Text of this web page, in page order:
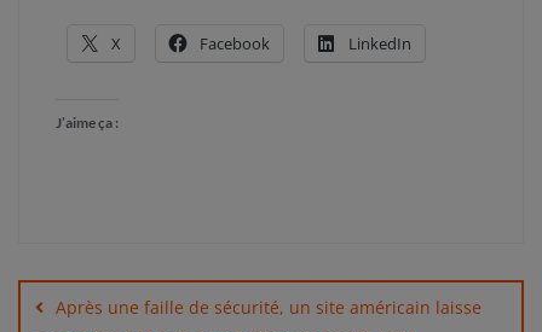
X Facebook LinkedIn
J’aime ça :
deAprès une faille de sécurité, un site américain laisse